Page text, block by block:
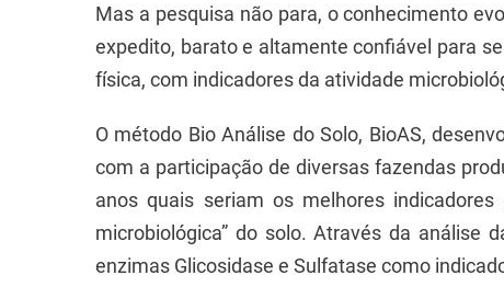
Mas a pesquisa não para, o conhecimento
expedito, barato e altamente confiável para
física, com indicadores da atividade
O método Bio Análise do Solo, BioAS,
com a participação de diversas fazendas
anos quais seriam os melhores
microbiológica” do solo. Através da análise
enzimas Glicosidase e Sulfatase como